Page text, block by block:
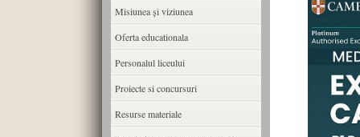
Misiunea şi viziunea
Oferta educationala
Personalul liceului
Proiecte si concursuri
Resurse materiale